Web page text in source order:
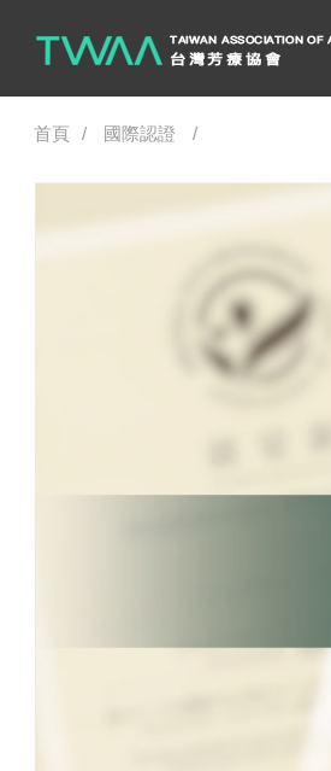
首頁 國際認證